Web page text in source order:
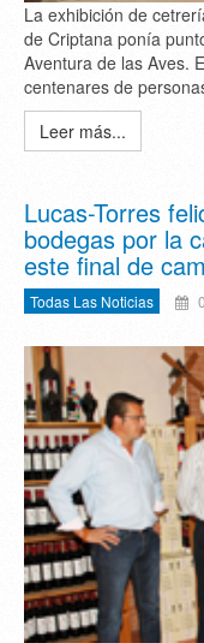
La exhibición de
de Criptana ponía
Aventura de las Aves.
centenares de
Leer más...
Lucas-Torres
bodegas por la
este final de
Todas Las Noticias